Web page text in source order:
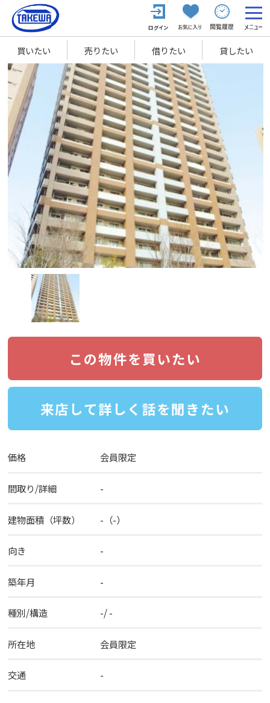
買いたい 売りたい 借りたい 貸したい
この物件を買いたい
来店して詳しく話を聞きたい
価格 会員限定
間取り/詳細 -
建物面積（坪数） -（-）
向き -
築年月 -
種別/構造 -/ -
所在地 会員限定
交通 -